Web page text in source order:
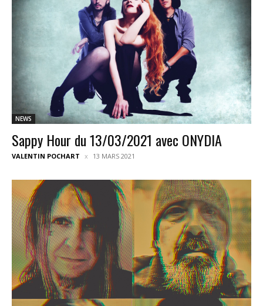
NEWS
Sappy Hour du 13/03/2021 avec ONYDIA
VALENTIN POCHART 13 MARS 2021